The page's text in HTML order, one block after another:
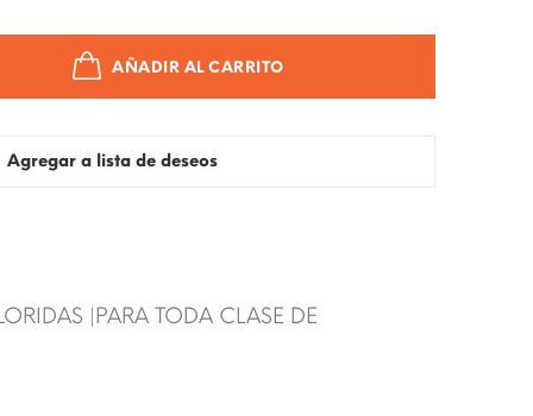
AÑADIR AL CARRITO
Agregar a lista de deseos
|PARA TODA CLASE DE